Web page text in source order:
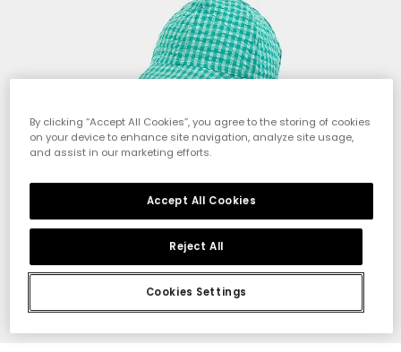
By clicking “Accept All Cookies”, you agree to the storing of cookies
on your device to enhance site navigation, analyze site usage,
and assist in our marketing efforts.
Cookies Settings
Reject All
Accept All Cookies